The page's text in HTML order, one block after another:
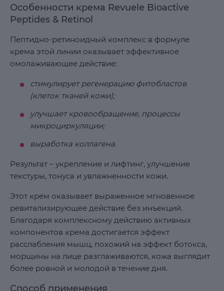
Особенности крема Revuele Bioactive
Peptides & Retinol
Пептидно-ретиноидный комплекс в формуле
крема этой линии оказывает эффективное
омолаживающее действие:
стимулирует регенерацию фитобластов
(клеток тканей кожи);
улучшает кровообращение, процессы
микроциркуляции;
выработка коллагена.
Результат – укрепление и лифтинг, улучшение
текстуры, тонуса и увлажненности кожи.
Этот крем оказывает выраженное мгновенное
ревитализирующее действие без инъекций.
Благодаря комплексному действию активных
компонентов крема достигается эффект
расслабления мышц, похожий на эффект ботокса,
морщины на лице разглаживаются, кожа выглядит
более ровной и молодой в течение дня.
Способ применения